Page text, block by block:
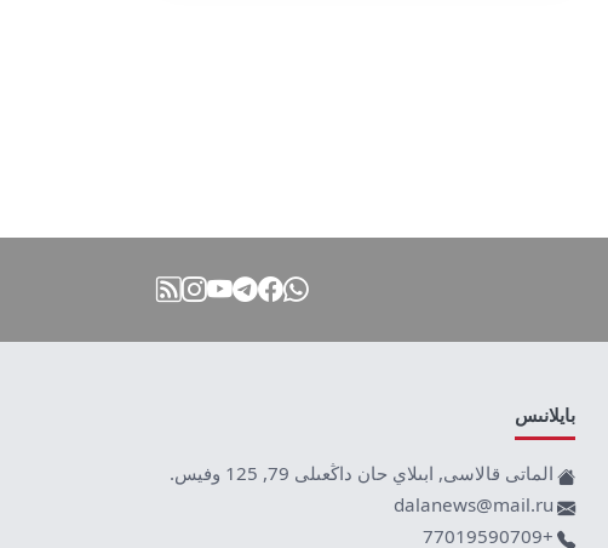
بايلانىس
الماتى قالاسى, ابىلاي حان داڭعىلى 79, 125 وفيس.
dalanews@mail.ru
+77019590709